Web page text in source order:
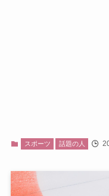
スポーツ 話題の人